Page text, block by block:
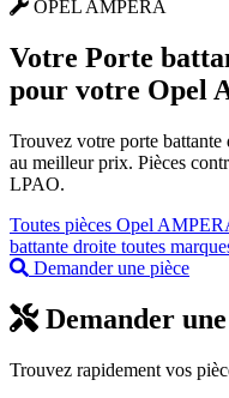
OPEL AMPERA
Votre Porte
pour votre Opel
Trouvez votre porte
au meilleur prix. Pièces
LPAO.
Toutes pièces Opel
battante droite toutes
Demander une pièce
Demander
Trouvez rapidement vos